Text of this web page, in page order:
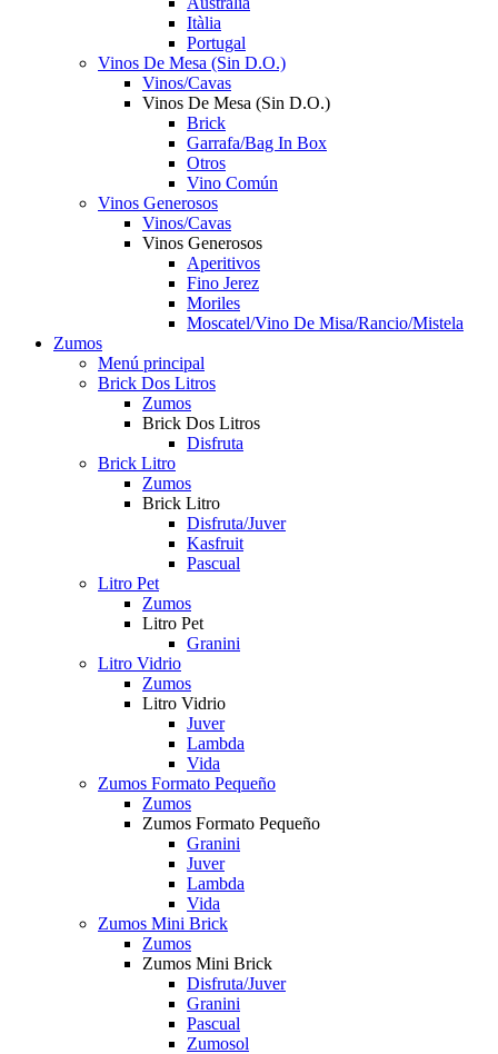
Itàlia
Portugal
Vinos De Mesa (Sin D.O.)
Vinos/Cavas
Vinos De Mesa (Sin D.O.)
Brick
Garrafa/Bag In Box
Otros
Vino Común
Vinos Generosos
Vinos/Cavas
Vinos Generosos
Aperitivos
Fino Jerez
Moriles
Moscatel/Vino De Misa/Rancio/Mistela
Zumos
Menú principal
Brick Dos Litros
Zumos
Brick Dos Litros
Disfruta
Brick Litro
Zumos
Brick Litro
Disfruta/Juver
Kasfruit
Pascual
Litro Pet
Zumos
Litro Pet
Granini
Litro Vidrio
Zumos
Litro Vidrio
Juver
Lambda
Vida
Zumos Formato Pequeño
Zumos
Zumos Formato Pequeño
Granini
Juver
Lambda
Vida
Zumos Mini Brick
Zumos
Zumos Mini Brick
Disfruta/Juver
Granini
Pascual
Zumosol